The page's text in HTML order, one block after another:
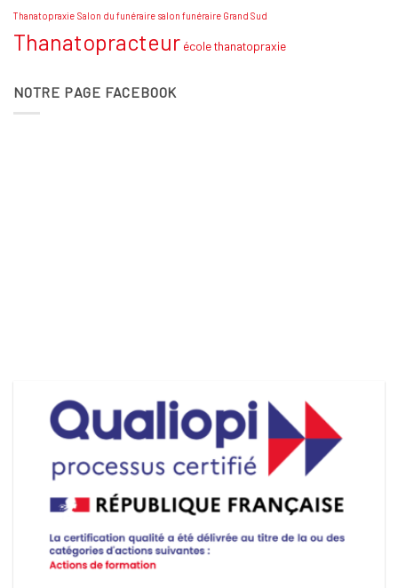
Thanatopraxie Salon du funéraire salon funéraire Grand Sud
Thanatopracteur école thanatopraxie
NOTRE PAGE FACEBOOK